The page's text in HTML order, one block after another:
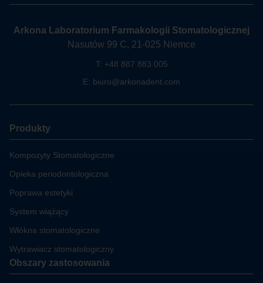
Arkona Laboratorium Farmakologii Stomatologicznej
Nasutów 99 C, 21-025 Niemce
T: +48 887 883 005
E: biuro@arkonadent.com
Produkty
Kompozyty Stomatologiczne
Opieka periodontologiczna
Poprawa estetyki
System wiążący
Włókna stomatologiczne
Wytrawiacz stomatologiczny
Obszary zastosowania